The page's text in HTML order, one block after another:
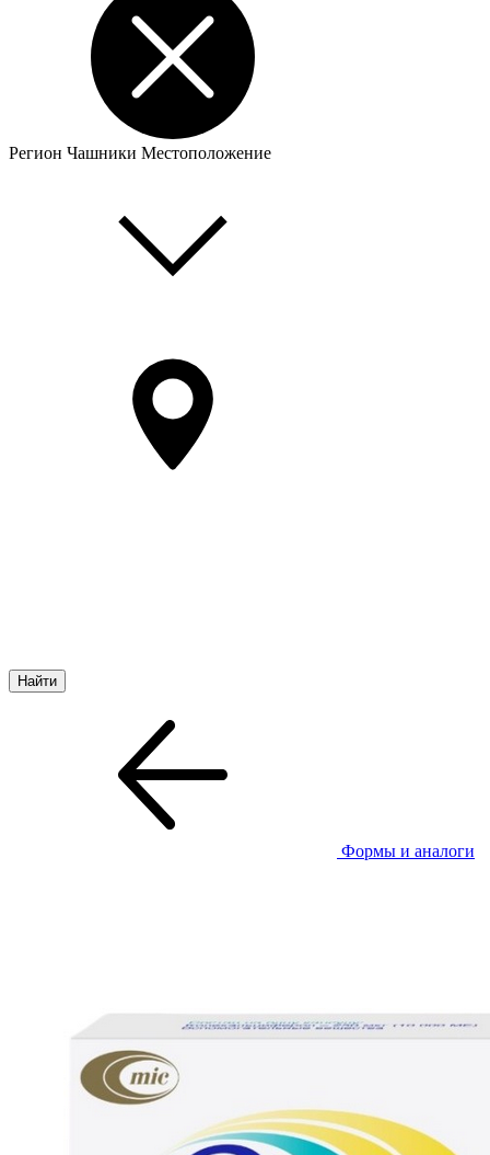
Регион Чашники Местоположение
Формы и аналоги